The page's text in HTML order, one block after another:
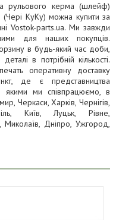
рульового керма (шлейф)
КуКу) можна купити за
Vostok-parts.ua. Ми завжди
для наших покупців.
в будь-який час доби,
в потрібній кількості.
оперативну доставку
де є представництва
з якими ми співпрацюємо, в
Черкаси, Харків, Чернігів,
Київ, Луцьк, Рівне,
Миколаїв, Дніпро, Ужгород,